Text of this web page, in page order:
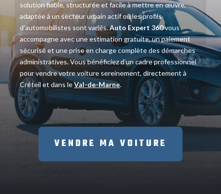
solution fiable, structurée et facile à mettre en œuvre,
adaptée à un secteur urbain actif où les profils
d’automobilistes sont variés.Auto Expert 360vous
accompagne avec une estimation gratuite, un paiement
sécurisé et une prise en charge complète des démarches
administratives. Vous bénéficiez d’un cadre professionnel
pour vendre votre voiture sereinement, directement à
Créteil et dans leVal-de-Marne.
VENDRE MA VOITURE